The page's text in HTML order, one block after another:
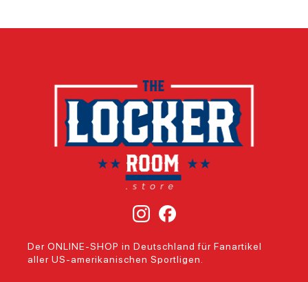
Der ONLINE-SHOP in Deutschland für Fanartikel
aller US-amerikanischen Sportligen.